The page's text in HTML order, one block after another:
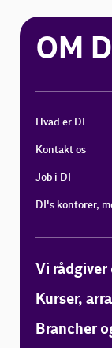
OM
Hvad er DI
Kontakt os
Job i DI
DI's kontorer,
Vi rådgiver
Kurser,
Brancher